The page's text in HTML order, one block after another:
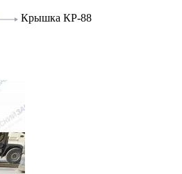
Крышка КР-88